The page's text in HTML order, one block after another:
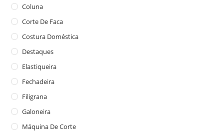
Coluna
Corte De Faca
Costura Doméstica
Destaques
Elastiqueira
Fechadeira
Filigrana
Galoneira
Máquina De Corte